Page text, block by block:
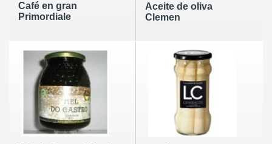
Café en gran
Primordiale
Aceite de oliva
Clemen